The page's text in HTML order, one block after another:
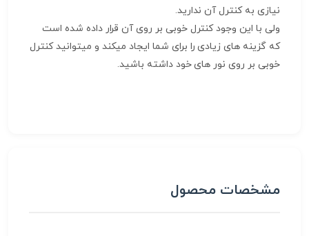
نیازی به کنترل آن ندارید.
ولی با این وجود کنترل خوبی بر روی آن قرار داده شده است
که گزینه های زیادی را برای شما ایجاد میکند و میتوانید کنترل
خوبی بر روی نور های خود داشته باشید.
مشخصات محصول